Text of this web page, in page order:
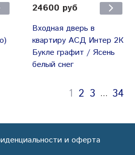
24600 руб
Входная дверь в
квартиру АСД Интер 2К
Букле графит / Ясень
белый снег
1 2 3 … 34
и оферта